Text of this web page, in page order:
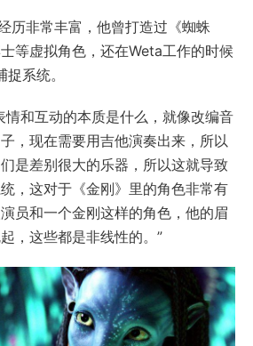
历非常丰富，他曾打造过《蜘蛛
等虚拟角色，还在Weta工作的时候
系统。
情和互动的本质是什么，就像改编音
，现在需要用吉他演奏出来，所以
是差别很大的乐器，所以这就导致
，这对于《金刚》里的角色非常有
员和一个金刚这样的角色，他的眉
，这些都是非线性的。”